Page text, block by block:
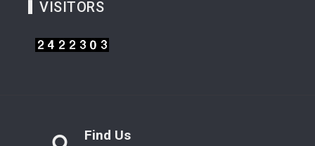
VISITORS
Find Us